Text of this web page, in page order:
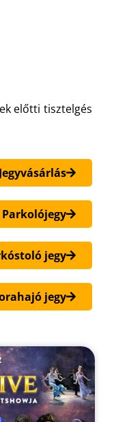
előtti tisztelgés
Jegyvásárlás
Parkolójegy
jegy
jegy